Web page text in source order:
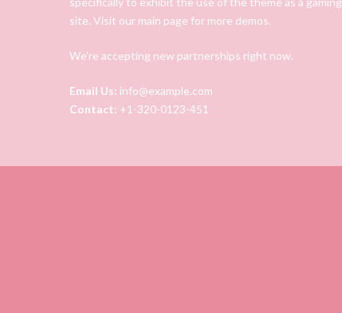
site. Visit our main page for more demos.
We're accepting new partnerships right now.
Email Us: info@example.com
Contact: +1-320-0123-451